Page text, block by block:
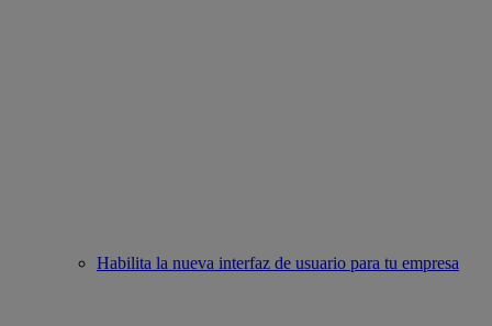
Habilita la nueva interfaz de usuario para tu empresa